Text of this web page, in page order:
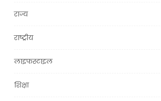
राज्य
राष्ट्रीय
लाइफस्टाइल
शिक्षा